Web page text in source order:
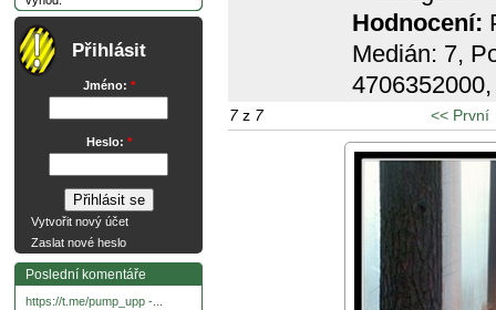
Přihlásit
Jméno: *
Heslo: *
Vytvořit nový účet
Zaslat nové heslo
Poslední komentáře
https://t.me/pump_upp -...
Hodnocení:
Medián: 7,
4706352000
7z 7 << První